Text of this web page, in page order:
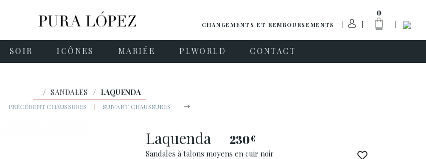
CHANGEMENTS ET REMBOURSEMENTS
0
SOIR ICÔNES MARIÉE PLWORLD CONTACT
/ SANDALES / LAQUENDA
PRÉCÉDENT CHAUSSURES | SUIVANT CHAUSSURES
Laquenda 230€
Sandales à talons moyens en cuir noir